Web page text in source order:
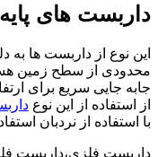
داربست های پایه
این نوع از داربست ها
محدودی از سطح زمین
جابه جایی سریع برای
از استفاده از این نوع
با استفاده از نردبان
داربست فلزی،داربست